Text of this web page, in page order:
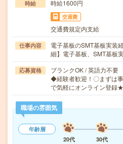
時給 時給1600円
交通費
交通費規定内支給
仕事内容
電子基板のSMT基板実装
細】電子基板、SMT基
応募資格
ブランクOK / 英語力不要
◆経験者歓迎！〇まずは
で気軽にオンライン登録
職場の雰囲気
年齢層
20代
30代